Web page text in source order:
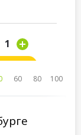
60 80 100